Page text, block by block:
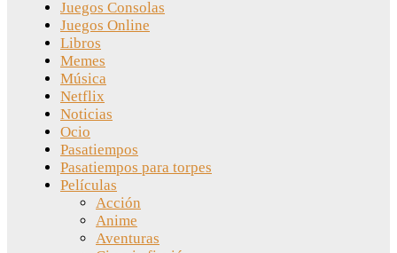
Juegos Consolas
Juegos Online
Libros
Memes
Música
Netflix
Noticias
Ocio
Pasatiempos
Pasatiempos para torpes
Películas
Acción
Anime
Aventuras